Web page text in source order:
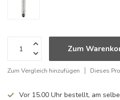
Zum
Zum Vergleich hinzufügen Dieses
Vor 15.00 Uhr bestellt, am